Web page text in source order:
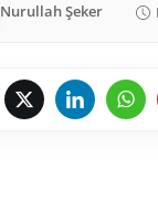
Nurullah Şeker